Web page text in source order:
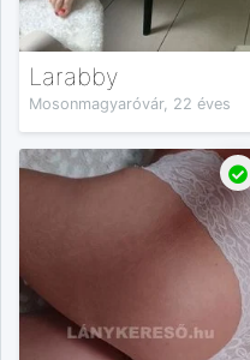
Larabby
Mosonmagyaróvár, 22 éves